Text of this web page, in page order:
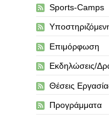
Sports-Camps
Επιμόρφωση
Εκδηλώσεις/
Θέσεις
Προγράμματα